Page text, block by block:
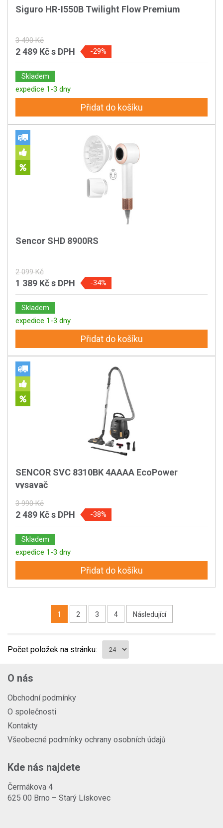
Siguro HR-I550B Twilight Flow Premium
3 490 Kč
2 489 Kčs DPH -29%
Skladem
expedice 1-3 dny
Přidat do košíku
Sencor SHD 8900RS
2 099 Kč
1 389 Kčs DPH -34%
Skladem
expedice 1-3 dny
Přidat do košíku
SENCOR SVC 8310BK 4AAAA EcoPower
vysavač
3 990 Kč
2 489 Kčs DPH -38%
Skladem
expedice 1-3 dny
Přidat do košíku
1 2 3 4 Následující
Počet položek na stránku:
O nás
Obchodní podmínky
O společnosti
Kontakty
Všeobecné podmínky ochrany osobních údajů
Kde nás najdete
Čermákova 4
625 00 Brno – Starý Lískovec